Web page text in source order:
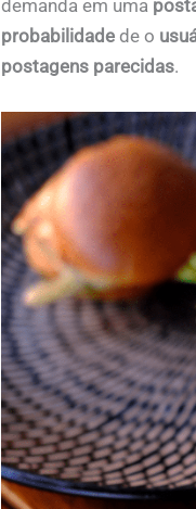
demanda em uma
probabilidade de o
postagens parecidas.